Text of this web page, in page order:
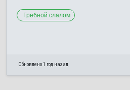
Гребной слалом
Обновлено 1 год назад